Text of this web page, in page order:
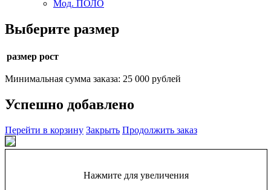
Мод. ПОЛО
Выберите размер
размер рост
Минимальная сумма заказа: 25 000 рублей
Успешно добавлено
Перейти в корзину Закрыть Продолжить заказ
Нажмите для увеличения